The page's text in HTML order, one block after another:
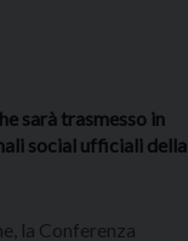
sarà trasmesso in
social ufficiali della
la Conferenza